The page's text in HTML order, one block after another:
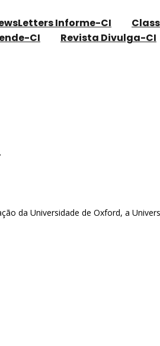
Informe-CI
CI
Revista Divulga-CI
da Universidade de Oxford, a